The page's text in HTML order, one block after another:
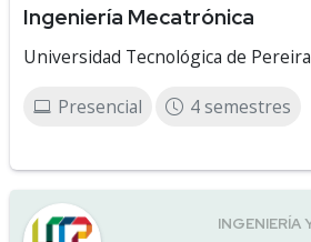
Ingeniería Mecatrónica
Universidad Tecnológica de Pereira
Presencial 4 semestres